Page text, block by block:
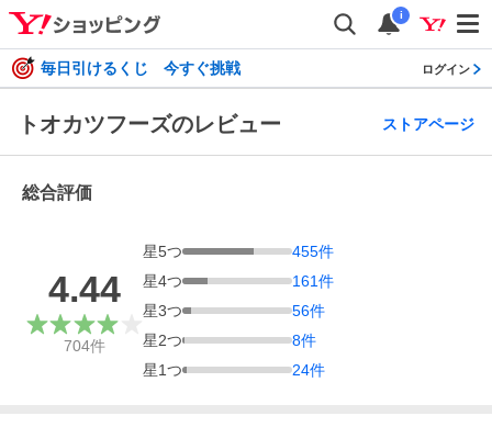
i
毎日引けるくじ 今すぐ挑戦 ログイン
トオカツフーズのレビュー ストアページ
総合評価
4.44
704件
星5つ 455件
星4つ 161件
星3つ 56件
星2つ 8件
星1つ 24件